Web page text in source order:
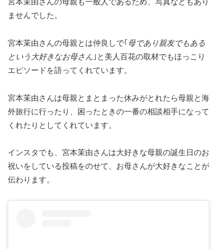
宮本茉由さんの母親も一般人であるため、写真などもあり
ませんでした。
宮本茉由さんの母親とは仲良しで｢ 母であり親友でもある
という大好きなお母さん ｣と美人百花の取材でもほっこり
エピソードを語ってくれています。
宮本茉由さんは母親とまとまった休みがとれたら母親と海
外旅行に行ったり、困ったときの一番の相談相手になって
くれたりとしてくれています。
インスタでも、宮本茉由さんは大好きな母親の誕生日のお
祝いをしている投稿をのせて、お母さんが大好きなことが
伝わります。